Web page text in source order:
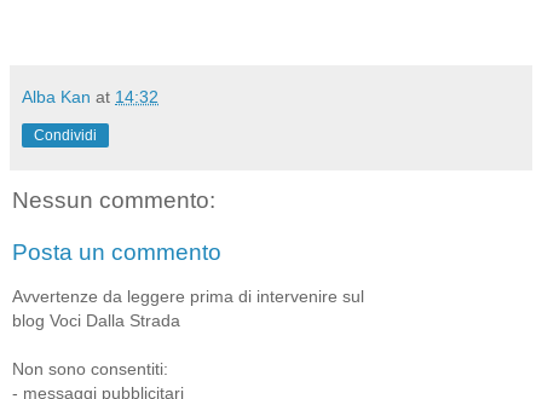
Alba Kan at 14:32
Condividi
Nessun commento:
Posta un commento
Avvertenze da leggere prima di intervenire sul
blog Voci Dalla Strada
Non sono consentiti:
- messaggi pubblicitari